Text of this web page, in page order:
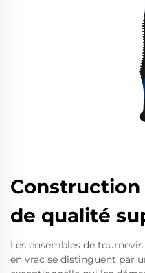
de qualité
Les ensembles de
en vrac se distinguent par